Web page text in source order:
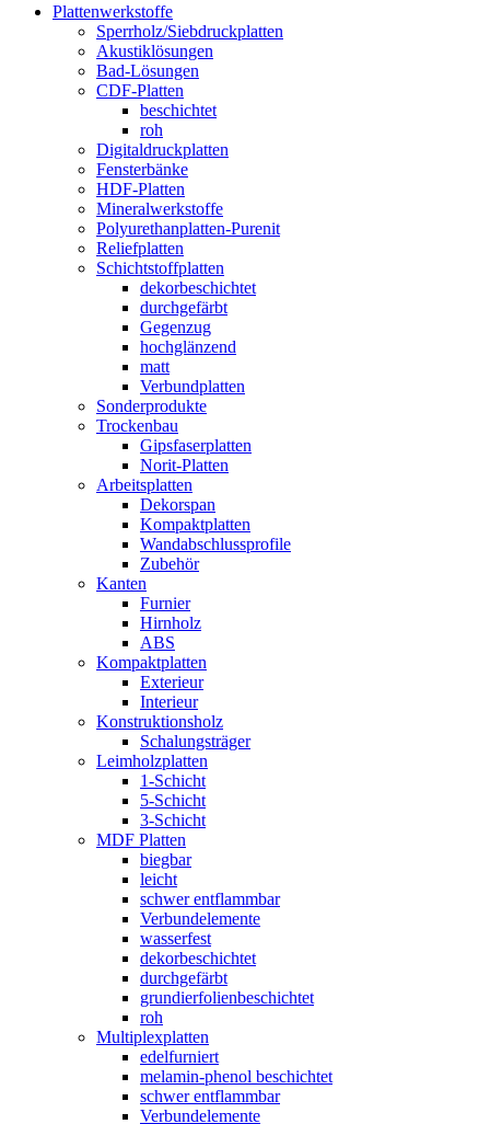
Plattenwerkstoffe
Sperrholz/Siebdruckplatten
Akustiklösungen
Bad-Lösungen
CDF-Platten
beschichtet
roh
Digitaldruckplatten
Fensterbänke
HDF-Platten
Mineralwerkstoffe
Polyurethanplatten-Purenit
Reliefplatten
Schichtstoffplatten
dekorbeschichtet
durchgefärbt
Gegenzug
hochglänzend
matt
Verbundplatten
Sonderprodukte
Trockenbau
Gipsfaserplatten
Norit-Platten
Arbeitsplatten
Dekorspan
Kompaktplatten
Wandabschlussprofile
Zubehör
Kanten
Furnier
Hirnholz
ABS
Kompaktplatten
Exterieur
Interieur
Konstruktionsholz
Schalungsträger
Leimholzplatten
1-Schicht
5-Schicht
3-Schicht
MDF Platten
biegbar
leicht
schwer entflammbar
Verbundelemente
wasserfest
dekorbeschichtet
durchgefärbt
grundierfolienbeschichtet
roh
Multiplexplatten
edelfurniert
melamin-phenol beschichtet
schwer entflammbar
Verbundelemente